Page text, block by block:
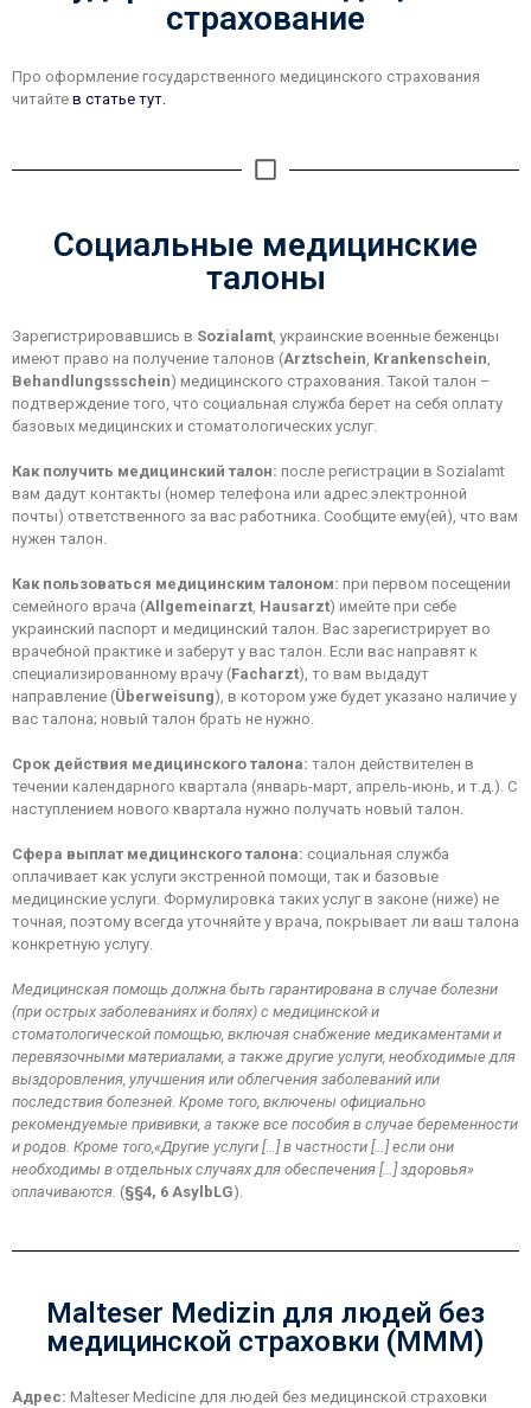
страхование
Про оформление государственного медицинского страхования
читайте в статье тут.
Социальные медицинские
талоны
Зарегистрировавшись в Sozialamt, украинские военные беженцы
имеют право на получение талонов (Arztschein, Krankenschein,
Behandlungssschein) медицинского страхования. Такой талон –
подтверждение того, что социальная служба берет на себя оплату
базовых медицинских и стоматологических услуг.
Как получить медицинский талон: после регистрации в Sozialamt
вам дадут контакты (номер телефона или адрес электронной
почты) ответственного за вас работника. Сообщите ему(ей), что вам
нужен талон.
Как пользоваться медицинским талоном: при первом посещении
семейного врача (Allgemeinarzt, Hausarzt) имейте при себе
украинский паспорт и медицинский талон. Вас зарегистрирует во
врачебной практике и заберут у вас талон. Если вас направят к
специализированному врачу (Facharzt), то вам выдадут
направление (Überweisung), в котором уже будет указано наличие у
вас талона; новый талон брать не нужно.
Срок действия медицинского талона: талон действителен в
течении календарного квартала (январь-март, апрель-июнь, и т.д.). С
наступлением нового квартала нужно получать новый талон.
Сфера выплат медицинского талона: социальная служба
оплачивает как услуги экстренной помощи, так и базовые
медицинские услуги. Формулировка таких услуг в законе (ниже) не
точная, поэтому всегда уточняйте у врача, покрывает ли ваш талона
конкретную услугу.
Медицинская помощь должна быть гарантирована в случае болезни
(при острых заболеваниях и болях) с медицинской и
стоматологической помощью, включая снабжение медикаментами и
перевязочными материалами, а также другие услуги, необходимые для
выздоровления, улучшения или облегчения заболеваний или
последствия болезней. Кроме того, включены официально
рекомендуемые прививки, а также все пособия в случае беременности
и родов. Кроме того,«Другие услуги […] в частности […] если они
необходимы в отдельных случаях для обеспечения […] здоровья»
оплачиваются. (§§4, 6 AsylbLG).
Malteser Medizin для людей без
медицинской страховки (МММ)
Адрес: Malteser Medicine для людей без медицинской страховки